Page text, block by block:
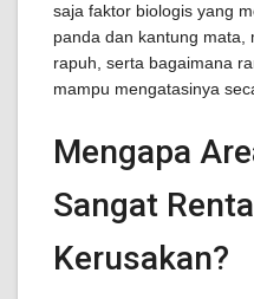
saja faktor biologis yang
panda dan kantung mata,
rapuh, serta bagaimana
mampu mengatasinya
Mengapa
Sangat
Kerusakan?